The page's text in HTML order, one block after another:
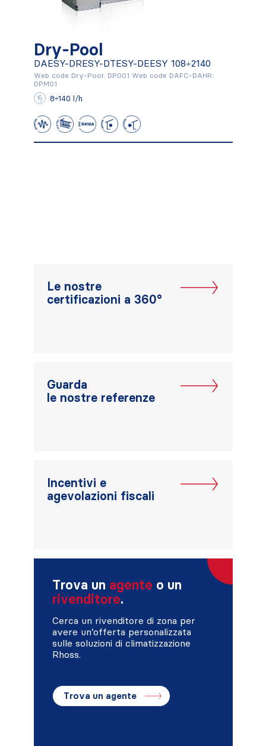
Dry-Pool
DAESY-DRESY-DTESY-DEESY 108÷2140
Web code Dry-Pool: DP001 Web code DAFC-DAHR:
DPM01
8÷140 l/h
Dry-Pool
DAESY-DRESY-DTESY-DEESY
108÷2140
Scopri di più
Le nostre
certificazioni a 360°
Guarda
le nostre referenze
Incentivi e
agevolazioni fiscali
Trova un agente o un
rivenditore.
Cerca un rivenditore di zona per
avere un’offerta personalizzata
sulle soluzioni di climatizzazione
Rhoss.
Trova un agente